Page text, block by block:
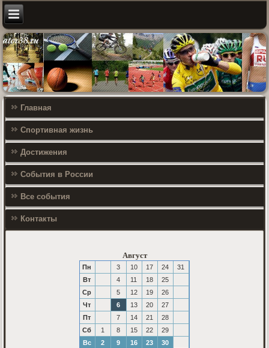
Главная
Спортивная жизнь
Достижения
События в России
Все события
Контакты
Август
Пн 3 10 17 24
31
Вт
4 11 18
25
Ср
5 12 19
26
Чт
6 13 20
27
Пт
7 14 21
28
Сб
1 8 15 22
29
Вс
2 9 16 23 30